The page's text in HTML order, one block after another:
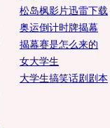
松岛枫影片迅雷下载
奥运倒计时牌揭幕
揭幕赛是怎么来的
女大学生
大学生搞笑话剧剧本